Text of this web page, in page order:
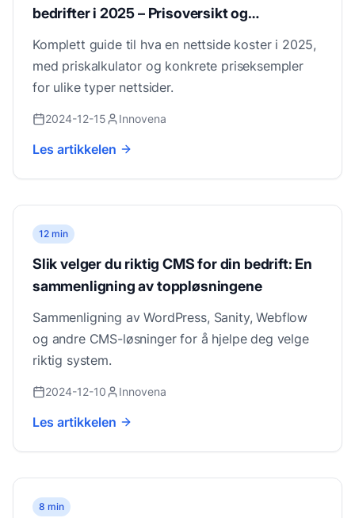
bedrifter i 2025 – Prisoversikt og
Komplett guide til hva en nettside koster i 2025,
med priskalkulator og konkrete priseksempler
for ulike typer nettsider.
2024-12-15 Innovena
Les artikkelen
12 min
Slik velger du riktig CMS for din bedrift: En
sammenligning av toppløsningene
Sammenligning av WordPress, Sanity, Webflow
og andre CMS-løsninger for å hjelpe deg velge
riktig system.
2024-12-10 Innovena
Les artikkelen
8 min